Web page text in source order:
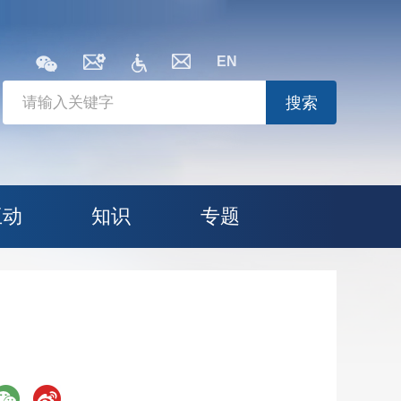
EN
搜索
知识 专题